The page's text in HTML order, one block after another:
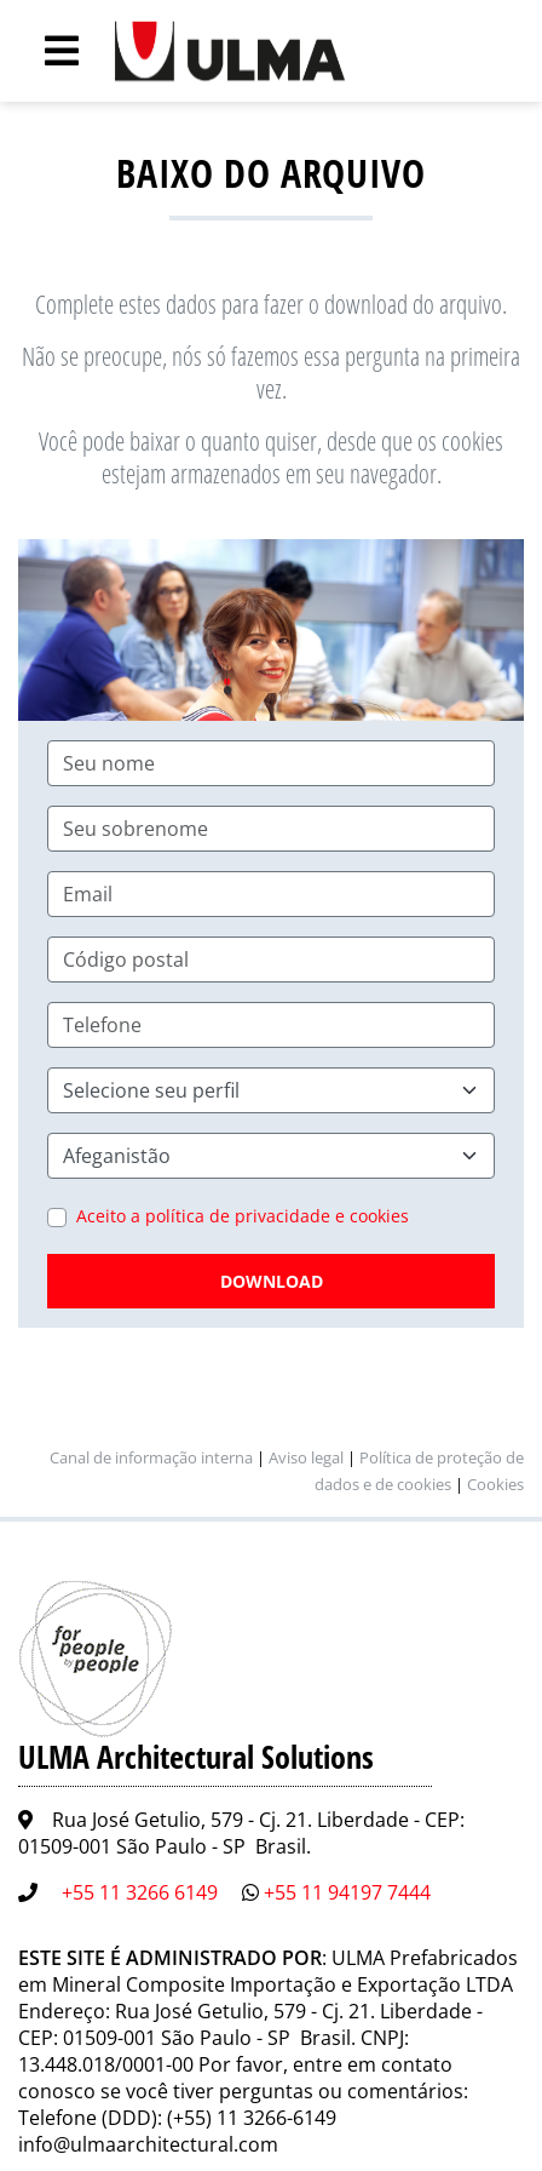
BAIXO DO ARQUIVO
Complete estes dados para fazer o download do arquivo.
Não se preocupe, nós só fazemos essa pergunta na primeira
vez.
Você pode baixar o quanto quiser, desde que os cookies
estejam armazenados em seu navegador.
Aceito a política de privacidade e cookies
DOWNLOAD
Canal de informação interna | Aviso legal | Política de proteção de
dados e de cookies | Cookies
ULMA Architectural Solutions
Rua José Getulio, 579 - Cj. 21. Liberdade - CEP:
01509-001 São Paulo - SP Brasil.
+55 11 3266 6149
+55 11 94197 7444
ESTE SITE É ADMINISTRADO POR: ULMA Prefabricados
em Mineral Composite Importação e Exportação LTDA
Endereço: Rua José Getulio, 579 - Cj. 21. Liberdade -
CEP: 01509-001 São Paulo - SP Brasil. CNPJ:
13.448.018/0001-00 Por favor, entre em contato
conosco se você tiver perguntas ou comentários:
Telefone (DDD): (+55) 11 3266-6149
info@ulmaarchitectural.com